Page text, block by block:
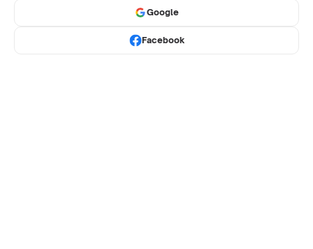
Google
Facebook